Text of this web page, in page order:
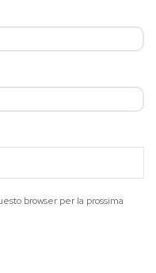
browser per la prossima